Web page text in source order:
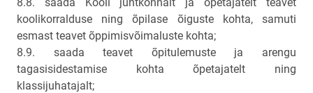
koolikorralduse ning õpilase õiguste kohta, samuti
esmast teavet õppimisvõimaluste kohta;
8.9. saada teavet õpitulemuste ja arengu
tagasisidestamise kohta õpetajatelt ning
klassijuhatajalt;